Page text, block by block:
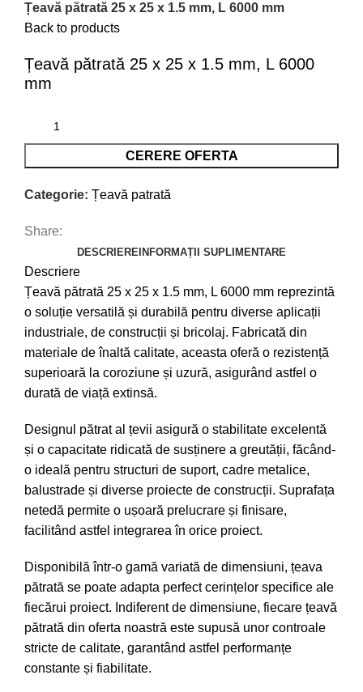
Țeavă pătrată 25 x 25 x 1.5 mm, L 6000 mm
Back to products
Țeavă pătrată 25 x 25 x 1.5 mm, L 6000
mm
CERERE OFERTA
Categorie: Țeavă patrată
Share:
DESCRIERE INFORMAȚII SUPLIMENTARE
Descriere
Țeavă pătrată 25 x 25 x 1.5 mm, L 6000 mm reprezintă
o soluție versatilă și durabilă pentru diverse aplicații
industriale, de construcții și bricolaj. Fabricată din
materiale de înaltă calitate, aceasta oferă o rezistență
superioară la coroziune și uzură, asigurând astfel o
durată de viață extinsă.
Designul pătrat al țevii asigură o stabilitate excelentă
și o capacitate ridicată de susținere a greutății, făcând-
o ideală pentru structuri de suport, cadre metalice,
balustrade și diverse proiecte de construcții. Suprafața
netedă permite o ușoară prelucrare și finisare,
facilitând astfel integrarea în orice proiect.
Disponibilă într-o gamă variată de dimensiuni, țeava
pătrată se poate adapta perfect cerințelor specifice ale
fiecărui proiect. Indiferent de dimensiune, fiecare țeavă
pătrată din oferta noastră este supusă unor controale
stricte de calitate, garantând astfel performanțe
constante și fiabilitate.